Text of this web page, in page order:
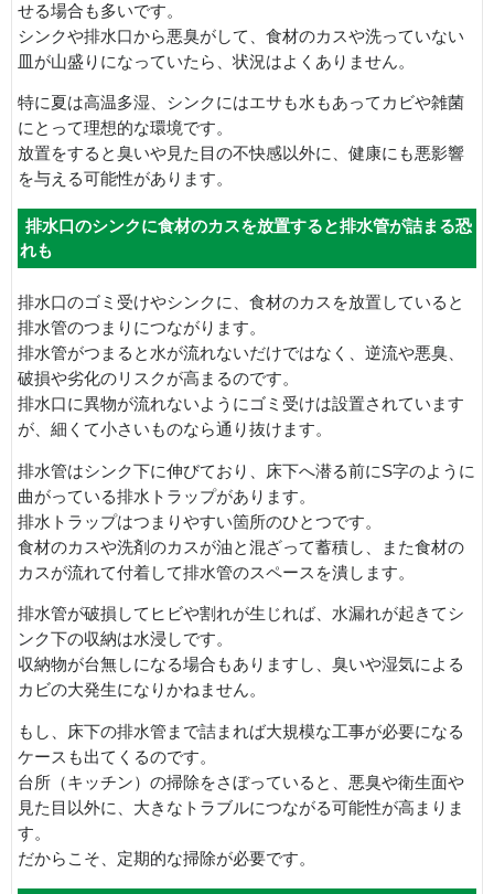
せる場合も多いです。
シンクや排水口から悪臭がして、食材のカスや洗っていない
皿が山盛りになっていたら、状況はよくありません。
特に夏は高温多湿、シンクにはエサも水もあってカビや雑菌
にとって理想的な環境です。
放置をすると臭いや見た目の不快感以外に、健康にも悪影響
を与える可能性があります。
排水口のシンクに食材のカスを放置すると排水管が詰まる恐
れも
排水口のゴミ受けやシンクに、食材のカスを放置していると
排水管のつまりにつながります。
排水管がつまると水が流れないだけではなく、逆流や悪臭、
破損や劣化のリスクが高まるのです。
排水口に異物が流れないようにゴミ受けは設置されています
が、細くて小さいものなら通り抜けます。
排水管はシンク下に伸びており、床下へ潜る前にS字のように
曲がっている排水トラップがあります。
排水トラップはつまりやすい箇所のひとつです。
食材のカスや洗剤のカスが油と混ざって蓄積し、また食材の
カスが流れて付着して排水管のスペースを潰します。
排水管が破損してヒビや割れが生じれば、水漏れが起きてシ
ンク下の収納は水浸しです。
収納物が台無しになる場合もありますし、臭いや湿気による
カビの大発生になりかねません。
もし、床下の排水管まで詰まれば大規模な工事が必要になる
ケースも出てくるのです。
台所（キッチン）の掃除をさぼっていると、悪臭や衛生面や
見た目以外に、大きなトラブルにつながる可能性が高まりま
す。
だからこそ、定期的な掃除が必要です。